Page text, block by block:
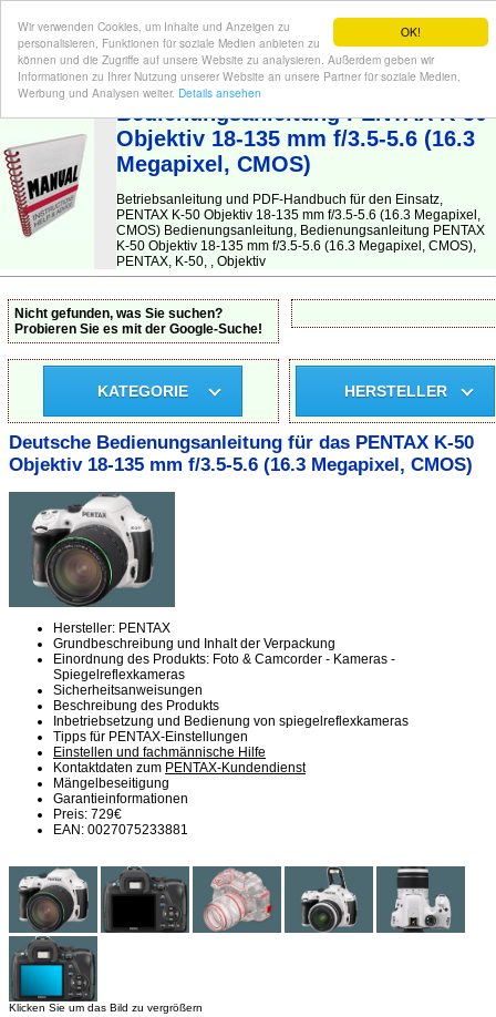
OK!
Wir verwenden Cookies, um Inhalte und Anzeigen zu
personalisieren, Funktionen für soziale Medien anbieten zu
können und die Zugriffe auf unsere Website zu analysieren. Außerdem geben wir
Informationen zu Ihrer Nutzung unserer Website an unsere Partner für soziale Medien,
Werbung und Analysen weiter. Details ansehen
BEDIENUNGSANLEITUNG| Hier finden Sie die deutsche Anleitung!
Bedienungsanleitung PENTAX K-50
Objektiv 18-135 mm f/3.5-5.6 (16.3
Megapixel, CMOS)
Betriebsanleitung und PDF-Handbuch für den Einsatz,
PENTAX K-50 Objektiv 18-135 mm f/3.5-5.6 (16.3 Megapixel,
CMOS) Bedienungsanleitung, Bedienungsanleitung PENTAX
K-50 Objektiv 18-135 mm f/3.5-5.6 (16.3 Megapixel, CMOS),
PENTAX, K-50, , Objektiv
Nicht gefunden, was Sie suchen?
Probieren Sie es mit der Google-Suche!
KATEGORIE HERSTELLER
Deutsche Bedienungsanleitung für das PENTAX K-50
Objektiv 18-135 mm f/3.5-5.6 (16.3 Megapixel, CMOS)
Hersteller: PENTAX
Grundbeschreibung und Inhalt der Verpackung
Einordnung des Produkts: Foto & Camcorder - Kameras -
Spiegelreflexkameras
Sicherheitsanweisungen
Beschreibung des Produkts
Inbetriebsetzung und Bedienung von spiegelreflexkameras
Tipps für PENTAX-Einstellungen
Einstellen und fachmännische Hilfe
Kontaktdaten zum PENTAX-Kundendienst
Mängelbeseitigung
Garantieinformationen
Preis: 729€
EAN: 0027075233881
Klicken Sie um das Bild zu vergrößern